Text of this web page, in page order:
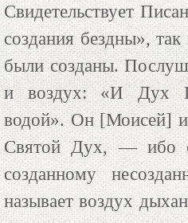
Свидетельствует
создания бездны»,
были созданы.
и воздух: «И Дух
водой». Он [Моисей]
Святой Дух, — ибо
созданному
называет воздух